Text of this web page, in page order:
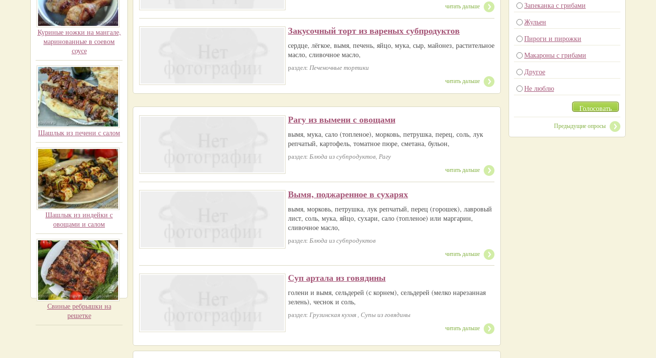
Куриные ножки на мангале,
маринованные в соевом
соусе
Шашлык из печени с салом
Шашлык из индейки с
овощами и салом
Свиные ребрышки на
решетке
читать дальше
Закусочный торт из вареных субпродуктов
сердце, лёгкое, вымя, печень, яйцо, мука, сыр, майонез, растительное
масло, сливочное масло,
раздел: Печеночные тортики
читать дальше
Рагу из вымени с овощами
вымя, мука, сало (топленое), морковь, петрушка, перец, соль, лук
репчатый, картофель, томатное пюре, сметана, бульон,
раздел: Блюда из субпродуктов, Рагу
читать дальше
Вымя, поджаренное в сухарях
вымя, морковь, петрушка, лук репчатый, перец (горошек), лавровый
лист, соль, мука, яйцо, сухари, сало (топленое) или маргарин,
сливочное масло,
раздел: Блюда из субпродуктов
читать дальше
Суп артала из говядины
голени и вымя, сельдерей (с корнем), сельдерей (мелко нарезанная
зелень), чеснок и соль,
раздел: Грузинская кухня , Супы из говядины
читать дальше
Запеканка с грибами
Жульен
Пироги и пирожки
Макароны с грибами
Другое
Не люблю
Голосовать
Предыдущие опросы